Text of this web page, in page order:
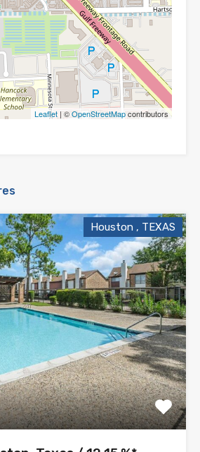
Leaflet | ©OpenStreetMapcontributors
Houston , TEXAS